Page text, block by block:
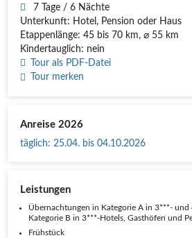
7 Tage / 6 Nächte
Unterkunft: Hotel, Pension oder Haus
Etappenlänge: 45 bis 70 km, ⌀ 55 km
Kindertauglich: nein
Tour als PDF-Datei
Tour merken
Anreise 2026
täglich: 25.04. bis 04.10.2026
Leistungen
Übernachtungen in Kategorie A in 3***-
Kategorie B in 3***-Hotels, Gasthöfen und
Frühstück